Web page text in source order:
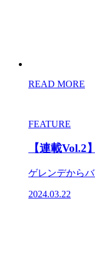
READ MORE
FEATURE
【連載
ゲレンデから
2024.03.22